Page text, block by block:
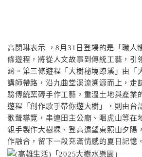
高閔琳表示 ，8月31日登場的是「職人
條遊程，將從人文故事到傳統工藝，引
涵。第三條遊程「大樹秘境蹽溪」由「
講師帶路，沿九曲堂溪流溯源而上，走
驗傳統窯磚手作工藝，重溫土地與產業
遊程「創作歌手帶你遊大樹」，則由台
歌聲導覽，串連田主公廟、睏虎山等在
親手製作大樹粿、登高遠望東照山夕陽
作融合，留下一段充滿情感的夏日記憶。